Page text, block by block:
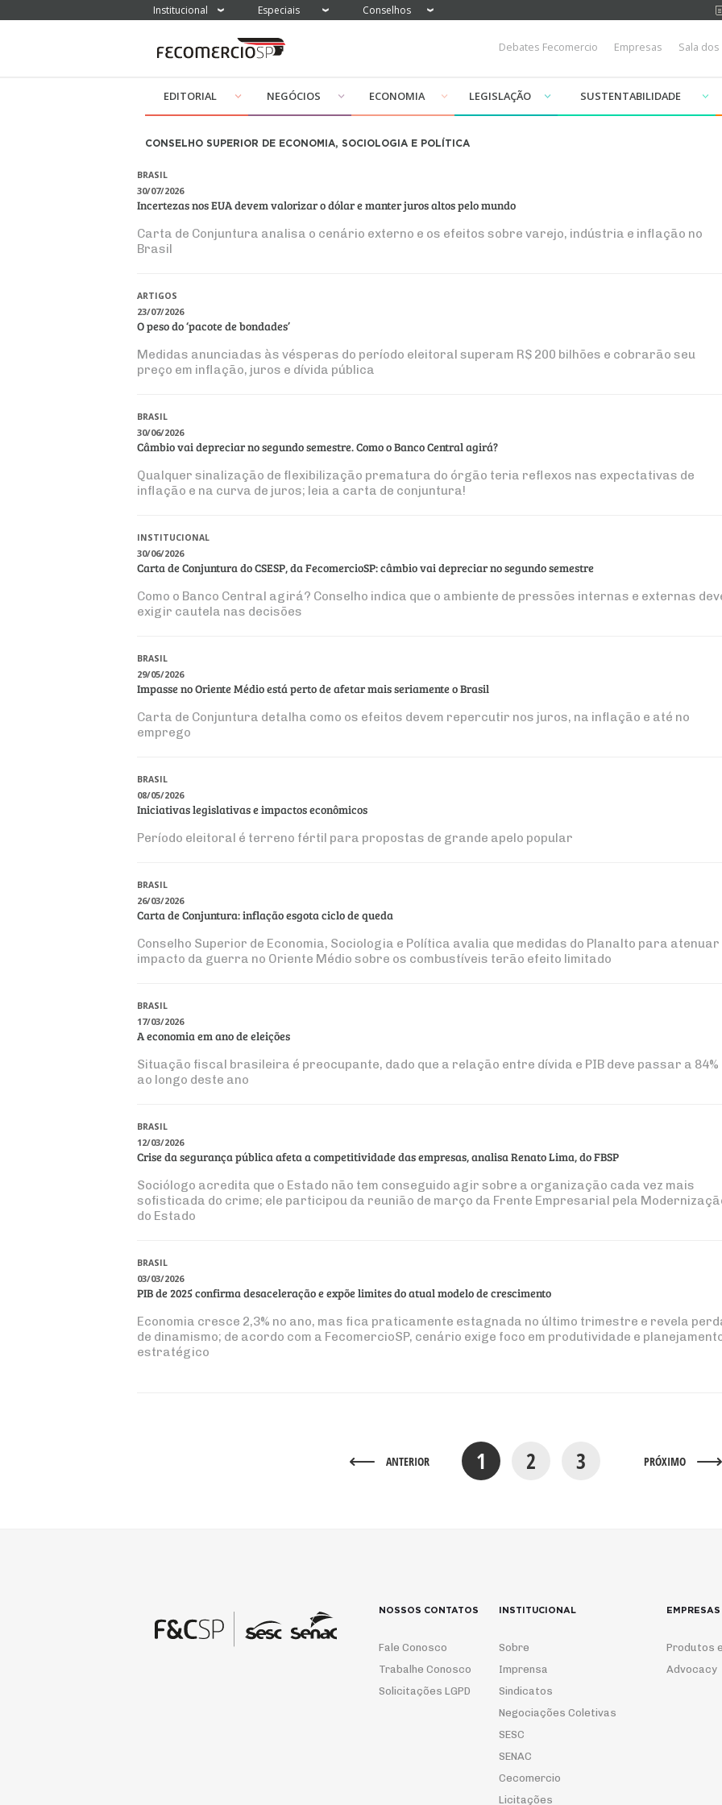
Institucional Especiais Conselhos
Debates Fecomercio Empresas Sala
EDITORIAL NEGÓCIOS ECONOMIA LEGISLAÇÃO SUSTENTABILIDADE
CONSELHO SUPERIOR DE ECONOMIA, SOCIOLOGIA E POLÍTICA
BRASIL
30/07/2026
Incertezas nos EUA devem valorizar o dólar e manter juros altos pelo mundo
Carta de Conjuntura analisa o cenário externo e os efeitos sobre varejo, indústria e inflação no
Brasil
ARTIGOS
23/07/2026
O peso do ‘pacote de bondades’
Medidas anunciadas às vésperas do período eleitoral superam R$ 200 bilhões e cobrarão seu
preço em inflação, juros e dívida pública
BRASIL
30/06/2026
Câmbio vai depreciar no segundo semestre. Como o Banco Central agirá?
Qualquer sinalização de flexibilização prematura do órgão teria reflexos nas expectativas de
inflação e na curva de juros; leia a carta de conjuntura!
INSTITUCIONAL
30/06/2026
Carta de Conjuntura do CSESP, da FecomercioSP: câmbio vai depreciar no segundo semestre
Como o Banco Central agirá? Conselho indica que o ambiente de pressões internas e externas
exigir cautela nas decisões
BRASIL
29/05/2026
Impasse no Oriente Médio está perto de afetar mais seriamente o Brasil
Carta de Conjuntura detalha como os efeitos devem repercutir nos juros, na inflação e até no
emprego
BRASIL
08/05/2026
Iniciativas legislativas e impactos econômicos
Período eleitoral é terreno fértil para propostas de grande apelo popular
BRASIL
26/03/2026
Carta de Conjuntura: inflação esgota ciclo de queda
Conselho Superior de Economia, Sociologia e Política avalia que medidas do Planalto para atenuar
impacto da guerra no Oriente Médio sobre os combustíveis terão efeito limitado
BRASIL
17/03/2026
A economia em ano de eleições
Situação fiscal brasileira é preocupante, dado que a relação entre dívida e PIB deve passar a 84%
ao longo deste ano
BRASIL
12/03/2026
Crise da segurança pública afeta a competitividade das empresas, analisa Renato Lima, do FBSP
Sociólogo acredita que o Estado não tem conseguido agir sobre a organização cada vez mais
sofisticada do crime; ele participou da reunião de março da Frente Empresarial pela
do Estado
BRASIL
03/03/2026
PIB de 2025 confirma desaceleração e expõe limites do atual modelo de crescimento
Economia cresce 2,3% no ano, mas fica praticamente estagnada no último trimestre e revela
de dinamismo; de acordo com a FecomercioSP, cenário exige foco em produtividade e
estratégico
ANTERIOR 1 2 3 PRÓXIMO
NOSSOS CONTATOS
Fale Conosco
Trabalhe Conosco
Solicitações LGPD
INSTITUCIONAL
Sobre
Imprensa
Sindicatos
Negociações Coletivas
SESC
SENAC
Cecomercio
Licitações
EMPRESAS
Produtos
Advocacy